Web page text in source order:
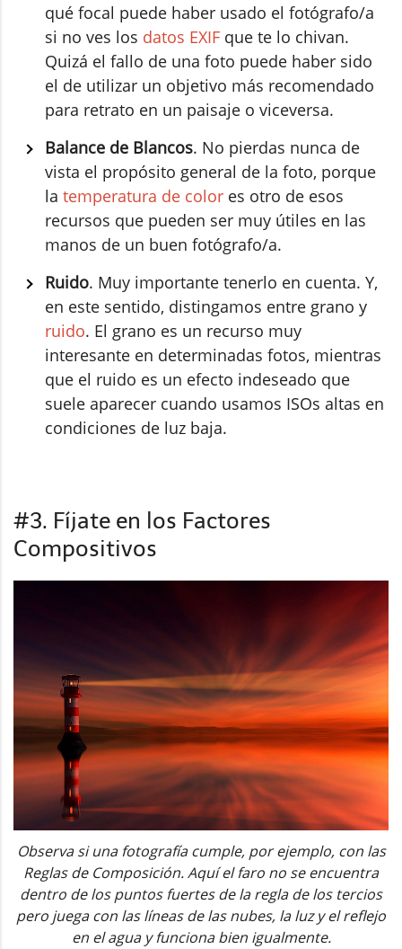
qué focal puede haber usado el fotógrafo/a
si no ves los datos EXIF que te lo chivan.
Quizá el fallo de una foto puede haber sido
el de utilizar un objetivo más recomendado
para retrato en un paisaje o viceversa.
Balance de Blancos. No pierdas nunca de
vista el propósito general de la foto, porque
la temperatura de color es otro de esos
recursos que pueden ser muy útiles en las
manos de un buen fotógrafo/a.
Ruido. Muy importante tenerlo en cuenta. Y,
en este sentido, distingamos entre grano y
ruido. El grano es un recurso muy
interesante en determinadas fotos, mientras
que el ruido es un efecto indeseado que
suele aparecer cuando usamos ISOs altas en
condiciones de luz baja.
#3. Fíjate en los Factores
Compositivos
Observa si una fotografía cumple, por ejemplo, con las
Reglas de Composición. Aquí el faro no se encuentra
dentro de los puntos fuertes de la regla de los tercios
pero juega con las líneas de las nubes, la luz y el reflejo
en el agua y funciona bien igualmente.